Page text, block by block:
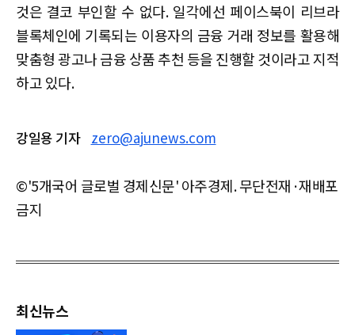
것은 결코 부인할 수 없다. 일각에선 페이스북이 리브라
블록체인에 기록되는 이용자의 금융 거래 정보를 활용해
맞춤형 광고나 금융 상품 추천 등을 진행할 것이라고 지적
하고 있다.
강일용 기자 zero@ajunews.com
©'5개국어 글로벌 경제신문' 아주경제. 무단전재·재배포
금지
최신뉴스